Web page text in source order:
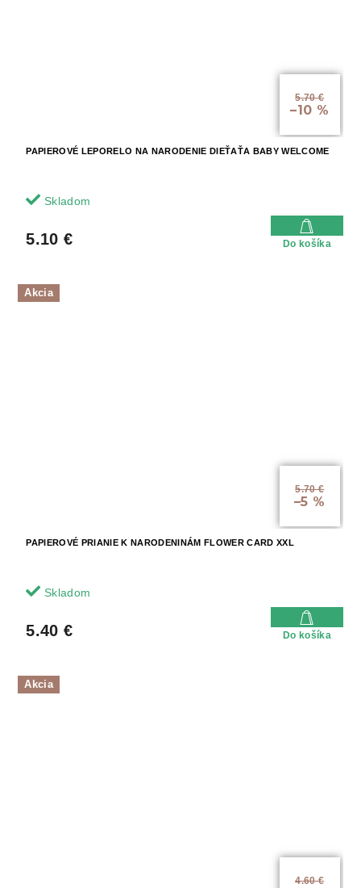
5.70 €
–10 %
PAPIEROVÉ LEPORELO NA NARODENIE DIEŤAŤA BABY WELCOME
Skladom
5.10 € Do košíka
Akcia
5.70 €
–5 %
PAPIEROVÉ PRIANIE K NARODENINÁM FLOWER CARD XXL
Skladom
5.40 € Do košíka
Akcia
4.60 €